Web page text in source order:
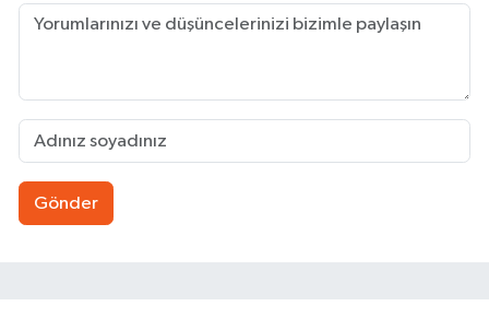
Gönder